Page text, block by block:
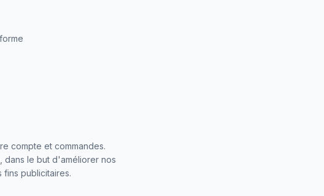
compte et commandes.
dans le but d'améliorer nos
publicitaires.